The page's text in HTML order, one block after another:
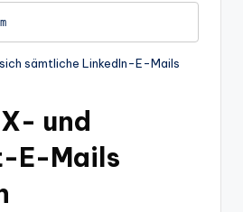
from:linkedin.com
sämtliche LinkedIn-E-Mails
und
E-Mails